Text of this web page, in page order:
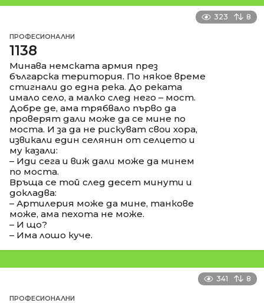
323 8
ПРОФЕСИОНАЛНИ
1138
Минава немската армия през
българска територия. По някое време
стигнали до една река. До реката
имало село, а малко след него – мост.
Добре де, ама трябвало първо да
проверят дали може да се мине по
моста. И за да не рискуват свои хора,
извикали един селянин от селцето и
му казали:
– Иди сега и виж дали може да минем
по моста.
Връща се той след десет минути и
докладва:
– Артилерия може да мине, танкове
може, ама пехота не може.
– И що?
– Има лошо куче.
341 8
ПРОФЕСИОНАЛНИ